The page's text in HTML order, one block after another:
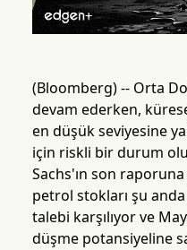
(Bloomberg) -- Orta
devam ederken,
en düşük seviyesine
için riskli bir durum
Sachs'ın son
petrol stokları şu
talebi karşılıyor ve
düşme potansiyeline